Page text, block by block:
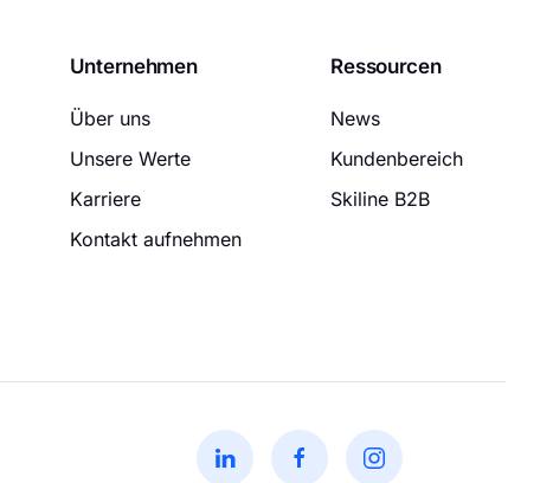
Unternehmen
Über uns
Unsere Werte
Karriere
Kontakt aufnehmen
Ressourcen
News
Kundenbereich
Skiline B2B